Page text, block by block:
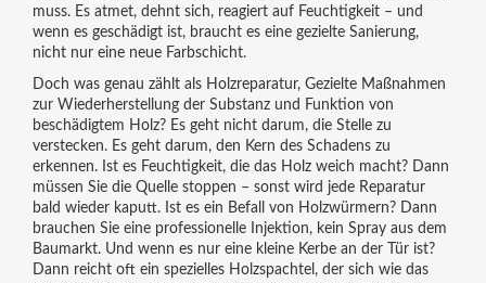
muss. Es atmet, dehnt sich, reagiert auf Feuchtigkeit – und
wenn es geschädigt ist, braucht es eine gezielte Sanierung,
nicht nur eine neue Farbschicht.
Doch was genau zählt als Holzreparatur, Gezielte Maßnahmen
zur Wiederherstellung der Substanz und Funktion von
beschädigtem Holz? Es geht nicht darum, die Stelle zu
verstecken. Es geht darum, den Kern des Schadens zu
erkennen. Ist es Feuchtigkeit, die das Holz weich macht? Dann
müssen Sie die Quelle stoppen – sonst wird jede Reparatur
bald wieder kaputt. Ist es ein Befall von Holzwürmern? Dann
brauchen Sie eine professionelle Injektion, kein Spray aus dem
Baumarkt. Und wenn es nur eine kleine Kerbe an der Tür ist?
Dann reicht oft ein spezielles Holzspachtel, der sich wie das